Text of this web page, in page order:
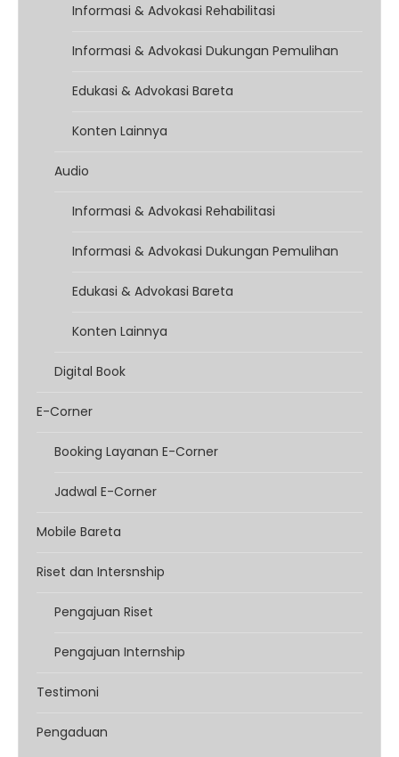
Informasi & Advokasi Rehabilitasi
Informasi & Advokasi Dukungan Pemulihan
Edukasi & Advokasi Bareta
Konten Lainnya
Audio
Informasi & Advokasi Rehabilitasi
Informasi & Advokasi Dukungan Pemulihan
Edukasi & Advokasi Bareta
Konten Lainnya
Digital Book
E-Corner
Booking Layanan E-Corner
Jadwal E-Corner
Mobile Bareta
Riset dan Intersnship
Pengajuan Riset
Pengajuan Internship
Testimoni
Pengaduan